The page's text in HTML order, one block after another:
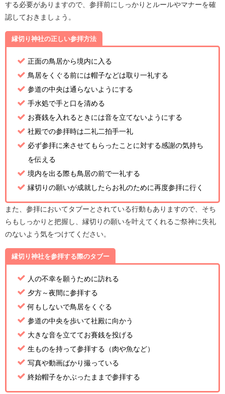
する必要がありますので、参拝前にしっかりとルールやマナーを確
認しておきましょう。
縁切り神社の正しい参拝方法
正面の鳥居から境内に入る
鳥居をくぐる前には帽子などは取り一礼する
参道の中央は通らないようにする
手水処で手と口を清める
お賽銭を入れるときには音を立てないようにする
社殿での参拝時は二礼二拍手一礼
必ず参拝に来させてもらったことに対する感謝の気持ち
を伝える
境内を出る際も鳥居の前で一礼する
縁切りの願いが成就したらお礼のために再度参拝に行く
また、参拝においてタブーとされている行動もありますので、そち
らもしっかりと把握し、縁切りの願いを叶えてくれるご祭神に失礼
のないよう気をつけてください。
縁切り神社を参拝する際のタブー
人の不幸を願うために訪れる
夕方～夜間に参拝する
何もしないで鳥居をくぐる
参道の中央を歩いて社殿に向かう
大きな音を立ててお賽銭を投げる
生ものを持って参拝する（肉や魚など）
写真や動画ばかり撮っている
終始帽子をかぶったままで参拝する